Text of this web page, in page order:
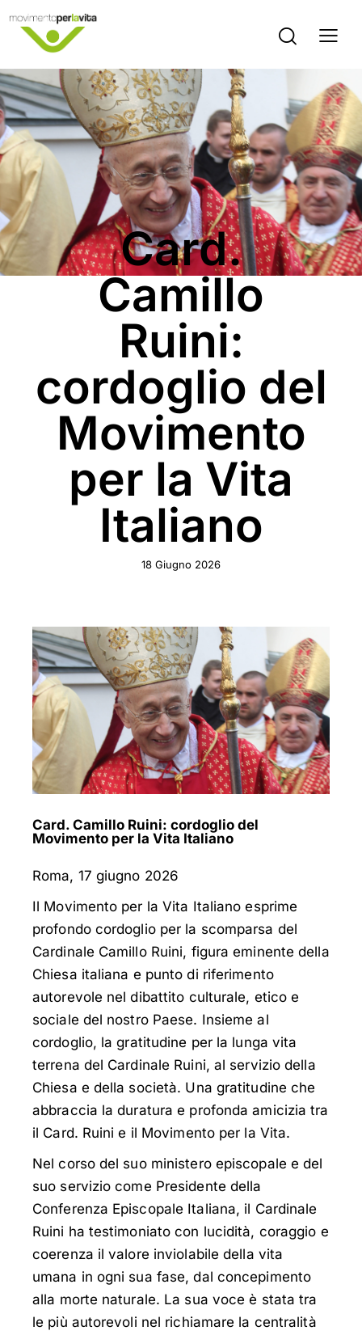
COMUNICATI STAMPA
Card.
Camillo
Ruini:
cordoglio del
Movimento
per la Vita
Italiano
18 Giugno 2026
Card. Camillo Ruini: cordoglio del
Movimento per la Vita Italiano
Roma, 17 giugno 2026
Il Movimento per la Vita Italiano esprime
profondo cordoglio per la scomparsa del
Cardinale Camillo Ruini, figura eminente della
Chiesa italiana e punto di riferimento
autorevole nel dibattito culturale, etico e
sociale del nostro Paese. Insieme al
cordoglio, la gratitudine per la lunga vita
terrena del Cardinale Ruini, al servizio della
Chiesa e della società. Una gratitudine che
abbraccia la duratura e profonda amicizia tra
il Card. Ruini e il Movimento per la Vita.
Nel corso del suo ministero episcopale e del
suo servizio come Presidente della
Conferenza Episcopale Italiana, il Cardinale
Ruini ha testimoniato con lucidità, coraggio e
coerenza il valore inviolabile della vita
umana in ogni sua fase, dal concepimento
alla morte naturale. La sua voce è stata tra
le più autorevoli nel richiamare la centralità